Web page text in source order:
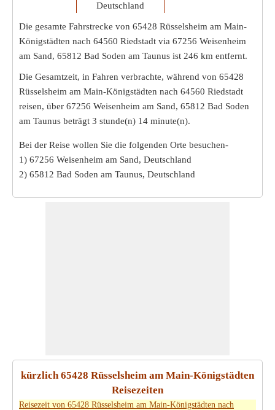
Deutschland
Die gesamte Fahrstrecke von 65428 Rüsselsheim am Main-
Königstädten nach 64560 Riedstadt via 67256 Weisenheim
am Sand, 65812 Bad Soden am Taunus ist 246 km entfernt.
Die Gesamtzeit, in Fahren verbrachte, während von 65428
Rüsselsheim am Main-Königstädten nach 64560 Riedstadt
reisen, über 67256 Weisenheim am Sand, 65812 Bad Soden
am Taunus beträgt 3 stunde(n) 14 minute(n).
Bei der Reise wollen Sie die folgenden Orte besuchen-
1) 67256 Weisenheim am Sand, Deutschland
2) 65812 Bad Soden am Taunus, Deutschland
kürzlich 65428 Rüsselsheim am Main-Königstädten
Reisezeiten
Reisezeit von 65428 Rüsselsheim am Main-Königstädten nach